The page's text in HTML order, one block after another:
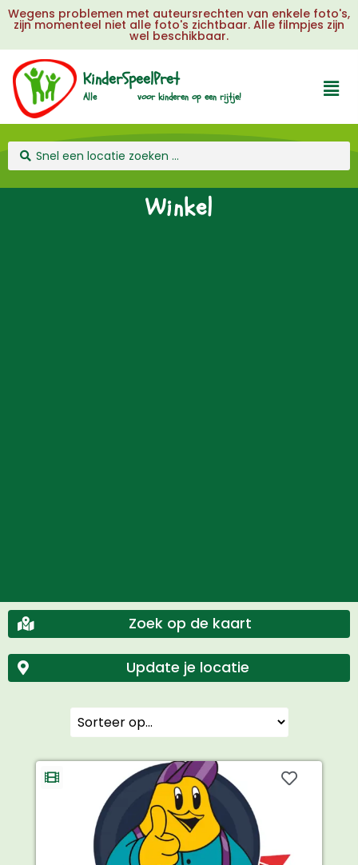
Wegens problemen met auteursrechten van enkele foto's,
zijn momenteel niet alle foto's zichtbaar. Alle filmpjes zijn
wel beschikbaar.
KinderSpeelPret
Alle voor kinderen op een rijtje!
Winkel
Update je locatie
Zoek op de kaart